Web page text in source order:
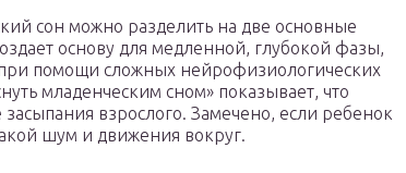
сон можно разделить на две основные
основу для медленной, глубокой фазы,
помощи сложных нейрофизиологических
младенческим сном» показывает, что
взрослого. Замечено, если ребенок
шум и движения вокруг.